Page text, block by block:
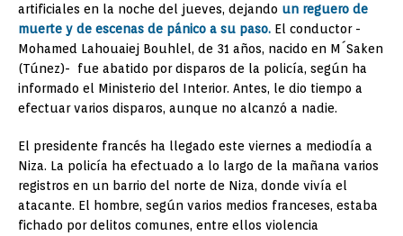
artificiales en la noche del jueves, dejando un reguero de
muerte y de escenas de pánico a su paso. El conductor -
Mohamed Lahouaiej Bouhlel, de 31 años, nacido en M´Saken
(Túnez)- fue abatido por disparos de la policía, según ha
informado el Ministerio del Interior. Antes, le dio tiempo a
efectuar varios disparos, aunque no alcanzó a nadie.
El presidente francés ha llegado este viernes a mediodía a
Niza. La policía ha efectuado a lo largo de la mañana varios
registros en un barrio del norte de Niza, donde vivía el
atacante. El hombre, según varios medios franceses, estaba
fichado por delitos comunes, entre ellos violencia